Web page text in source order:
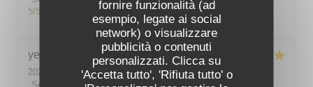
fornire funzionalità (ad
esempio, legate ai social
network) o visualizzare
pubblicità o contenuti
personalizzati. Clicca su
'Accetta tutto', 'Rifiuta tutto' o
5/5
yeonghun
2026-08-03
- 19:00 - Ospiti 4
Servizio
/5 Atmosfera: 5/5 Cucina: 5/5 Qualità / Prezzo
: